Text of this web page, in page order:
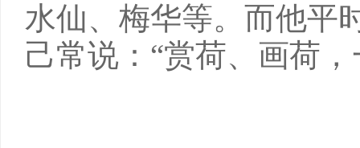
水仙、梅华等。而他平
己常说：“赏荷、画荷